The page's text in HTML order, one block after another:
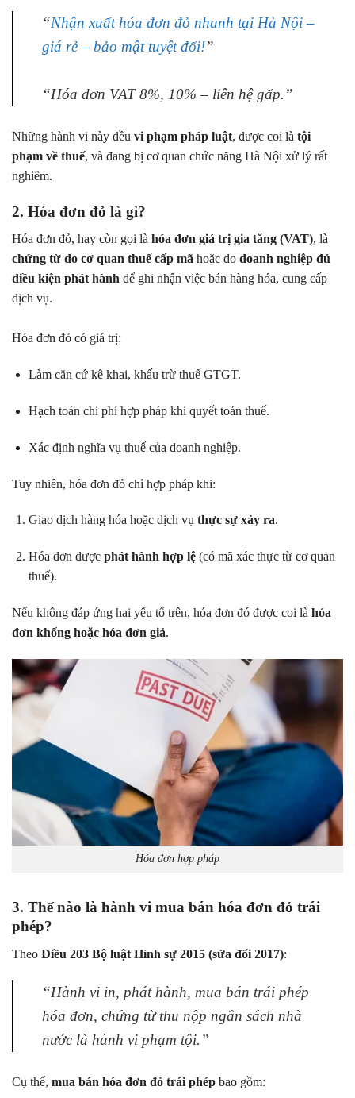
“Nhận xuất hóa đơn đỏ nhanh tại Hà Nội –
giá rẻ – bảo mật tuyệt đối!”
“Hóa đơn VAT 8%, 10% – liên hệ gấp.”
Những hành vi này đều vi phạm pháp luật, được coi là tội
phạm về thuế, và đang bị cơ quan chức năng Hà Nội xử lý rất
nghiêm.
2. Hóa đơn đỏ là gì?
Hóa đơn đỏ, hay còn gọi là hóa đơn giá trị gia tăng (VAT), là
chứng từ do cơ quan thuế cấp mã hoặc do doanh nghiệp đủ
điều kiện phát hành để ghi nhận việc bán hàng hóa, cung cấp
dịch vụ.
Hóa đơn đỏ có giá trị:
Làm căn cứ kê khai, khấu trừ thuế GTGT.
Hạch toán chi phí hợp pháp khi quyết toán thuế.
Xác định nghĩa vụ thuế của doanh nghiệp.
Tuy nhiên, hóa đơn đỏ chỉ hợp pháp khi:
Giao dịch hàng hóa hoặc dịch vụ thực sự xảy ra.
Hóa đơn được phát hành hợp lệ(có mã xác thực từ cơ quan
thuế).
Nếu không đáp ứng hai yếu tố trên, hóa đơn đó được coi là hóa
đơn khống hoặc hóa đơn giả.
Hóa đơn hợp pháp
3. Thế nào là hành vi mua bán hóa đơn đỏ trái
phép?
Theo Điều 203 Bộ luật Hình sự 2015 (sửa đổi 2017):
“Hành vi in, phát hành, mua bán trái phép
hóa đơn, chứng từ thu nộp ngân sách nhà
nước là hành vi phạm tội.”
Cụ thể, mua bán hóa đơn đỏ trái phép bao gồm: